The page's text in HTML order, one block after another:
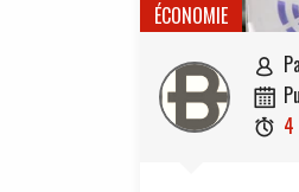
ÉCONOMIE


 4